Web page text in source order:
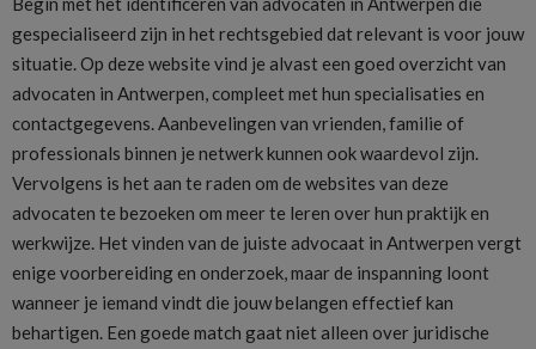
gespecialiseerd zijn in het rechtsgebied dat relevant is voor jouw
situatie. Op deze website vind je alvast een goed overzicht van
advocaten in Antwerpen, compleet met hun specialisaties en
contactgegevens. Aanbevelingen van vrienden, familie of
professionals binnen je netwerk kunnen ook waardevol zijn.
Vervolgens is het aan te raden om de websites van deze
advocaten te bezoeken om meer te leren over hun praktijk en
werkwijze. Het vinden van de juiste advocaat in Antwerpen vergt
enige voorbereiding en onderzoek, maar de inspanning loont
wanneer je iemand vindt die jouw belangen effectief kan
behartigen. Een goede match gaat niet alleen over juridische